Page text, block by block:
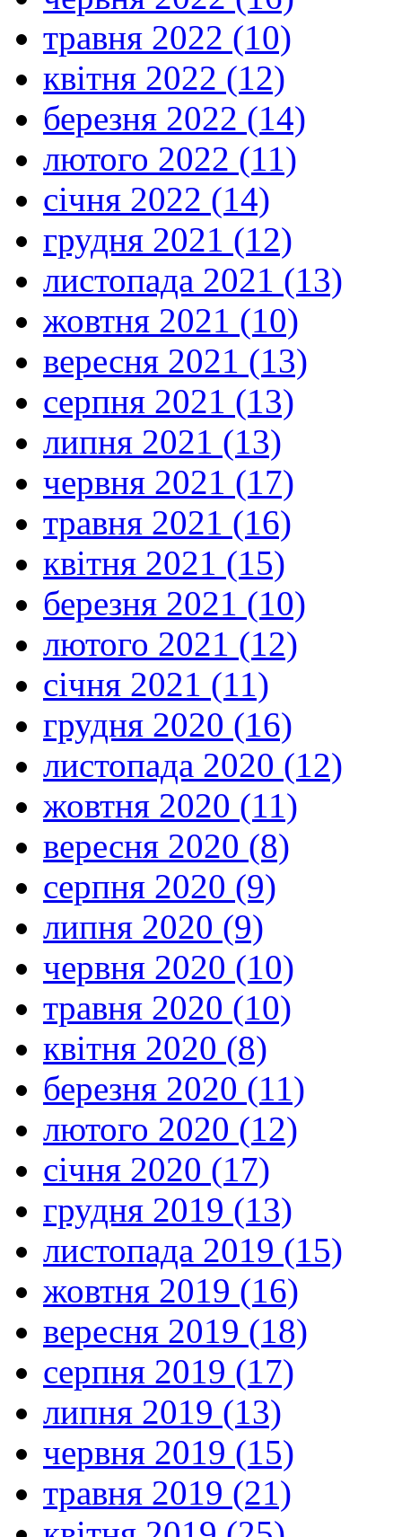
травня 2022 (10)
квітня 2022 (12)
березня 2022 (14)
лютого 2022 (11)
січня 2022 (14)
грудня 2021 (12)
листопада 2021 (13)
жовтня 2021 (10)
вересня 2021 (13)
серпня 2021 (13)
липня 2021 (13)
червня 2021 (17)
травня 2021 (16)
квітня 2021 (15)
березня 2021 (10)
лютого 2021 (12)
січня 2021 (11)
грудня 2020 (16)
листопада 2020 (12)
жовтня 2020 (11)
вересня 2020 (8)
серпня 2020 (9)
липня 2020 (9)
червня 2020 (10)
травня 2020 (10)
квітня 2020 (8)
березня 2020 (11)
лютого 2020 (12)
січня 2020 (17)
грудня 2019 (13)
листопада 2019 (15)
жовтня 2019 (16)
вересня 2019 (18)
серпня 2019 (17)
липня 2019 (13)
червня 2019 (15)
травня 2019 (21)